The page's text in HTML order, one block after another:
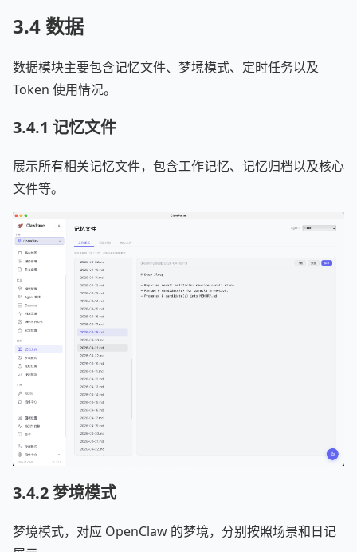
3.4 数据
数据模块主要包含记忆文件、梦境模式、定时任务以及
Token 使用情况。
3.4.1 记忆文件
展示所有相关记忆文件，包含工作记忆、记忆归档以及核心
文件等。
3.4.2 梦境模式
梦境模式，对应 OpenClaw 的梦境，分别按照场景和日记